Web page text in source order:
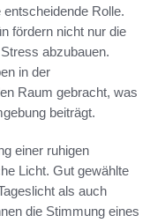
Rolle.
fördern nicht nur die
abzubauen.
in der
Raum gebracht, was
beiträgt.
einer ruhigen
Licht. Gut gewählte
als auch
die Stimmung eines